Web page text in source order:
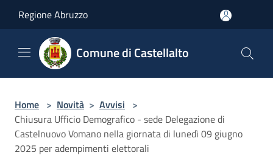
Regione Abruzzo
Comune di Castellalto
Home > Novità > Avvisi >
Chiusura Ufficio Demografico - sede Delegazione di
Castelnuovo Vomano nella giornata di lunedì 09 giugno
2025 per adempimenti elettorali